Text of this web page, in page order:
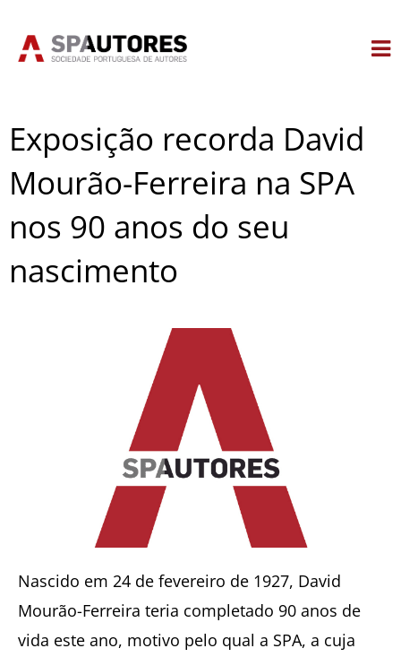
Exposição recorda David
Mourão-Ferreira na SPA
nos 90 anos do seu
nascimento
Nascido em 24 de fevereiro de 1927, David
Mourão-Ferreira teria completado 90 anos de
vida este ano, motivo pelo qual a SPA, a cuja